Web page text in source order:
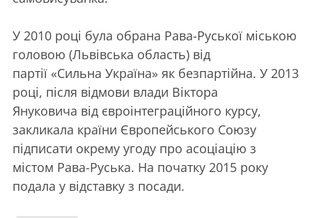
У 2010 році була обрана Рава-Руської міською
головою (Львівська область) від
партії «Сильна Україна» як безпартійна. У 2013
році, після відмови влади Віктора
Януковича від євроінтеграційного курсу,
закликала країни Європейського Союзу
підписати окрему угоду про асоціацію з
містом Рава-Руська. На початку 2015 року
подала у відставку з посади.